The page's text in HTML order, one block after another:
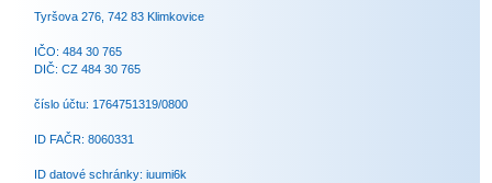
Tyršova 276, 742 83 Klimkovice
IČO: 484 30 765
DIČ: CZ 484 30 765
číslo účtu: 1764751319/0800
ID FAČR: 8060331
ID datové schránky: iuumi6k